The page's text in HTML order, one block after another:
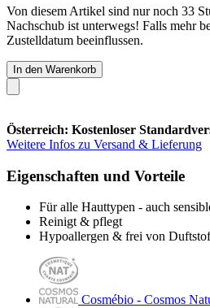
Von diesem Artikel sind nur noch 33
Nachschub ist unterwegs! Falls mehr
Zustelldatum beeinflussen.
In den Warenkorb
Österreich: Kostenloser
Weitere Infos zu Versand & Lieferung
Eigenschaften und Vorteile
Für alle Hauttypen - auch
Reinigt & pflegt
Hypoallergen & frei von
Cosmébio - Cosmos